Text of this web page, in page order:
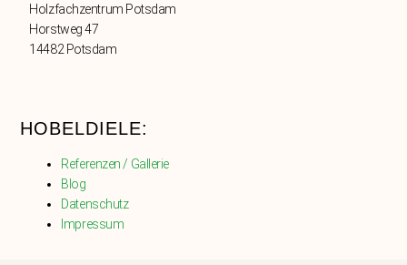
Holzfachzentrum Potsdam
Horstweg 47
14482 Potsdam
HOBELDIELE:
Referenzen / Gallerie
Blog
Datenschutz
Impressum